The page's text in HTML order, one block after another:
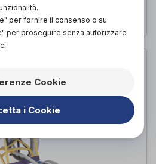
IN NEGOZIO DA
per fornire il consenso o su
per proseguire senza autorizzare
Cookie
i Cookie